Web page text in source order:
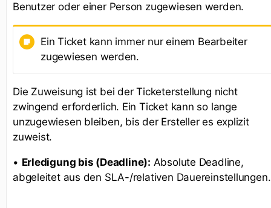
Benutzer oder einer Person zugewiesen werden.
Ein Ticket kann immer nur einem Bearbeiter
zugewiesen werden.
Die Zuweisung ist bei der Ticketerstellung nicht
zwingend erforderlich. Ein Ticket kann so lange
unzugewiesen bleiben, bis der Ersteller es explizit
zuweist.
• Erledigung bis (Deadline): Absolute Deadline,
abgeleitet aus den SLA-/relativen Dauereinstellungen.